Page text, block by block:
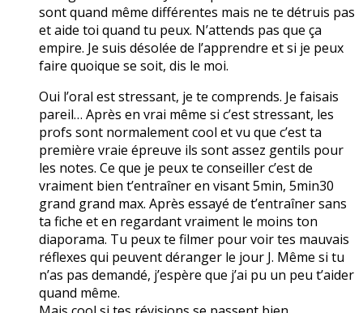
sont quand même différentes mais ne te détruis pas
et aide toi quand tu peux. N’attends pas que ça
empire. Je suis désolée de l’apprendre et si je peux
faire quoique se soit, dis le moi.
Oui l’oral est stressant, je te comprends. Je faisais
pareil… Après en vrai même si c’est stressant, les
profs sont normalement cool et vu que c’est ta
première vraie épreuve ils sont assez gentils pour
les notes. Ce que je peux te conseiller c’est de
vraiment bien t’entraîner en visant 5min, 5min30
grand grand max. Après essayé de t’entraîner sans
ta fiche et en regardant vraiment le moins ton
diaporama. Tu peux te filmer pour voir tes mauvais
réflexes qui peuvent déranger le jour J. Même si tu
n’as pas demandé, j’espère que j’ai pu un peu t’aider
quand même.